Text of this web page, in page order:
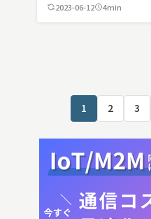
2023-06-12 4min
投
稿
ペ
ー
ジ
送
り
1 2 3